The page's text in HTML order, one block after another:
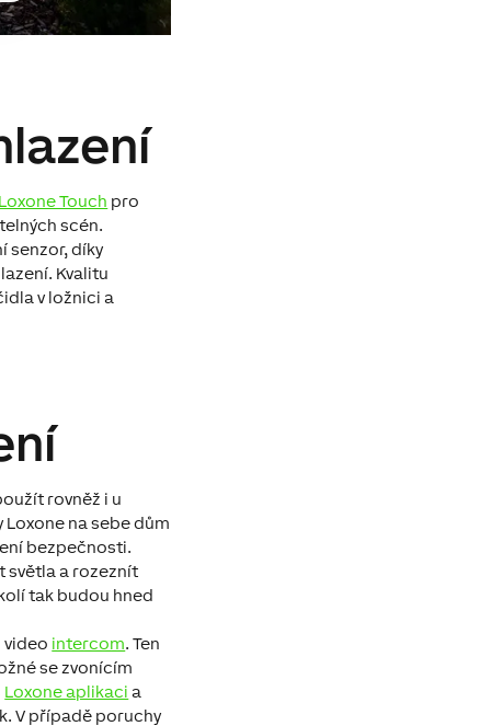
Touch pro
scén.
senzor, díky
Kvalitu
v ložnici a
rovněž i u
na sebe dům
bezpečnosti.
světla a rozeznít
tak budou hned
video intercom. Ten
se zvonícím
Loxone aplikaci a
V případě poruchy